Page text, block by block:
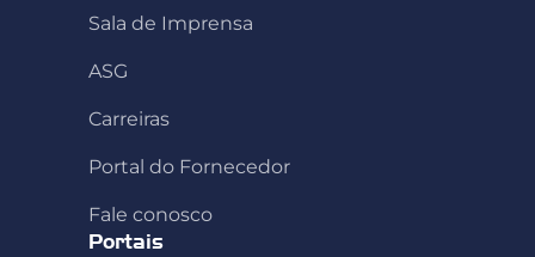
Sala de Imprensa
ASG
Carreiras
Portal do Fornecedor
Fale conosco
Portais